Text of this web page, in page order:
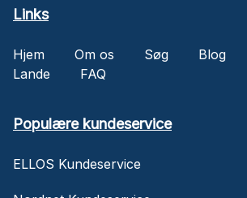
Links
Hjem Om os Søg Blog
Lande
FAQ
Populære kundeservice
ELLOS Kundeservice